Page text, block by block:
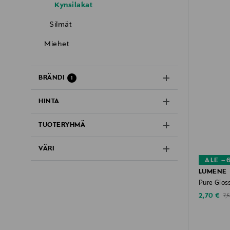
Kynsilakat
Silmät
Miehet
BRÄNDI 1
HINTA
TUOTERYHMÄ
VÄRI
ALE
LUMENE
Pure
2,70 €